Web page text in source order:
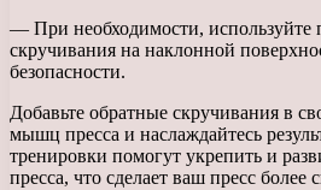
— При необходимости, используйте
скручивания на наклонной
безопасности.
Добавьте обратные скручивания в
мышц пресса и наслаждайтесь
тренировки помогут укрепить и
пресса, что сделает ваш пресс